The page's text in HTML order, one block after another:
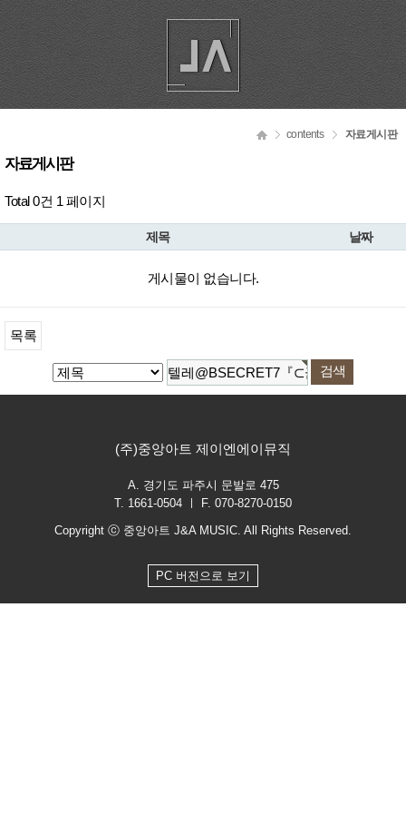
contents 자료게시판
자료게시판
Total 0건 1 페이지
제목 날짜
게시물이 없습니다.
목록
(주)중앙아트 제이엔에이뮤직
A. 경기도 파주시 문발로 475
T. 1661-0504 ㅣ F. 070-8270-0150
Copyright ⓒ 중앙아트 J&A MUSIC. All Rights Reserved.
PC 버전으로 보기